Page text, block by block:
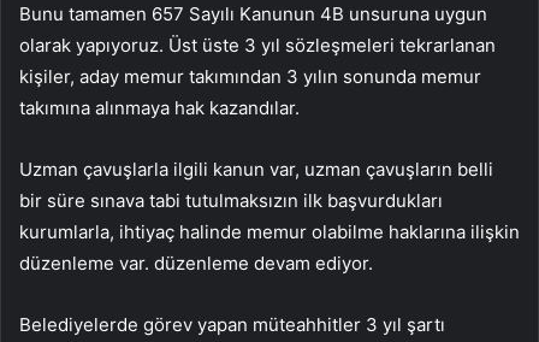
Bunu tamamen 657 Sayılı Kanunun 4B unsuruna uygun
olarak yapıyoruz. Üst üste 3 yıl sözleşmeleri tekrarlanan
kişiler, aday memur takımından 3 yılın sonunda memur
takımına alınmaya hak kazandılar.
Uzman çavuşlarla ilgili kanun var, uzman çavuşların belli
bir süre sınava tabi tutulmaksızın ilk başvurdukları
kurumlarla, ihtiyaç halinde memur olabilme haklarına ilişkin
düzenleme var. düzenleme devam ediyor.
Belediyelerde görev yapan müteahhitler 3 yıl şartı